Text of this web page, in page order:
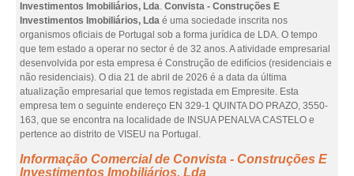
Investimentos Imobiliários, Lda. Convista - Construções E
Investimentos Imobiliários, Lda é uma sociedade inscrita nos
organismos oficiais de Portugal sob a forma jurídica de LDA. O tempo
que tem estado a operar no sector é de 32 anos. A atividade empresarial
desenvolvida por esta empresa é Construção de edifícios (residenciais e
não residenciais). O dia 21 de abril de 2026 é a data da última
atualização empresarial que temos registada em Empresite. Esta
empresa tem o seguinte endereço EN 329-1 QUINTA DO PRAZO, 3550-
163, que se encontra na localidade de INSUA PENALVA CASTELO e
pertence ao distrito de VISEU na Portugal.
Informação Comercial de Convista - Construções E
Investimentos Imobiliários, Lda